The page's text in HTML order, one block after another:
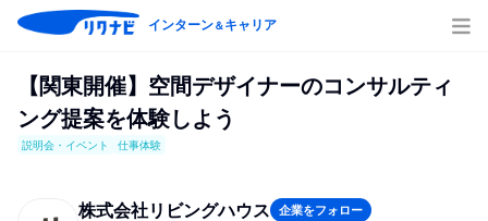
インターン＆キャリア
【関東開催】空間デザイナーのコンサルティ
ング提案を体験しよう
説明会・イベント 仕事体験
株式会社リビングハウス 企業をフォロー